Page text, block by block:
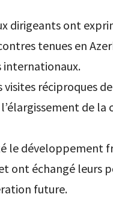
dirigeants ont
tenues en
internationaux.
visites réciproques
de
le développement
ont échangé leurs
future.